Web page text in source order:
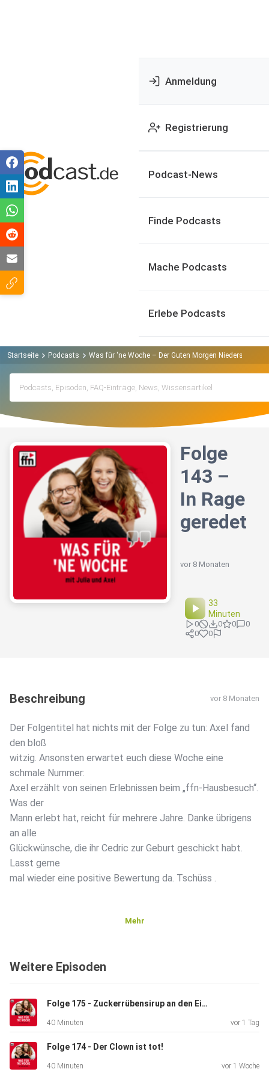
Anmeldung
Registrierung
Podcast-News
Finde Podcasts
Mache Podcasts
Erlebe Podcasts
Startseite Podcasts Was für 'ne Woche – Der Guten Morgen
Folge
143 –
In Rage
geredet
vor 8 Monaten
33
Minuten
0 0 0
0
0
0
Beschreibung vor 8 Monaten
Der Folgentitel hat nichts mit der Folge zu tun: Axel fand
den bloß
witzig. Ansonsten erwartet euch diese Woche eine
schmale Nummer:
Axel erzählt von seinen Erlebnissen beim „ffn-Hausbesuch“.
Was der
Mann erlebt hat, reicht für mehrere Jahre. Danke übrigens
an alle
Glückwünsche, die ihr Cedric zur Geburt geschickt habt.
Lasst gerne
mal wieder eine positive Bewertung da. Tschüss .
Mehr
Weitere Episoden
Folge 175 - Zuckerrübensirup an den Eiern!
40 Minuten vor 1 Tag
Folge 174 - Der Clown ist tot!
40 Minuten vor 1 Woche